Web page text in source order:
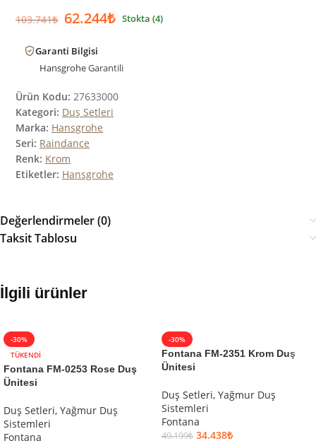
103.741₺ 62.244₺ Stokta (4)
Garanti Bilgisi
HansgroheGarantili
Ürün Kodu: 27633000
Kategori: Duş Setleri
Marka: Hansgrohe
Seri: Raindance
Renk: Krom
Etiketler: Hansgrohe
Değerlendirmeler (0)
Taksit Tablosu
İlgili ürünler
-30%
TÜKENDI
Fontana FM-0253 Rose Duş
Ünitesi
Duş Setleri, Yağmur Duş
Sistemleri
Fontana
-30%
Fontana FM-2351 Krom Duş
Ünitesi
Duş Setleri, Yağmur Duş
Sistemleri
Fontana
49.199₺ 34.438₺